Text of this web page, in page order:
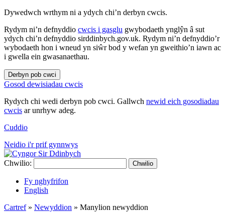
Dywedwch wrthym ni a ydych chi’n derbyn cwcis.
Rydym ni’n defnyddio cwcis i gasglu gwybodaeth ynglŷn â sut
ydych chi’n defnyddio sirddinbych.gov.uk. Rydym ni’n defnyddio’r
wybodaeth hon i wneud yn siŵr bod y wefan yn gweithio’n iawn ac
i gwella ein gwasanaethau.
Derbyn pob cwci
Gosod dewisiadau cwcis
Rydych chi wedi derbyn pob cwci. Gallwch newid eich gosodiadau
cwcis ar unrhyw adeg.
Cuddio
Neidio i'r prif gynnwys
Chwilio: Chwilio
Fy nghyfrifon
English
Cartref» Newyddion » Manylion newyddion